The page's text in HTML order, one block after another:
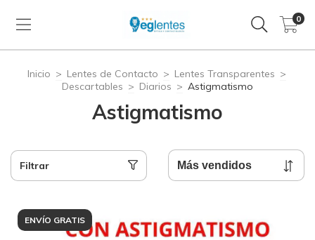
0
Inicio > Lentes de Contacto > Lentes Transparentes >
Descartables > Diarios > Astigmatismo
Astigmatismo
Filtrar
ENVÍO GRATIS